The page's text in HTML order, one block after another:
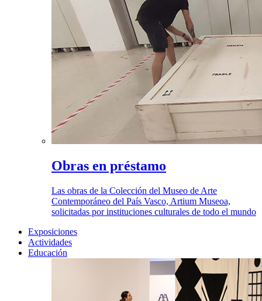
Obras en préstamo
Las obras de la Colección del Museo de Arte
Contemporáneo del País Vasco, Artium Museoa,
solicitadas por instituciones culturales de todo el mundo
Exposiciones
Actividades
Educación